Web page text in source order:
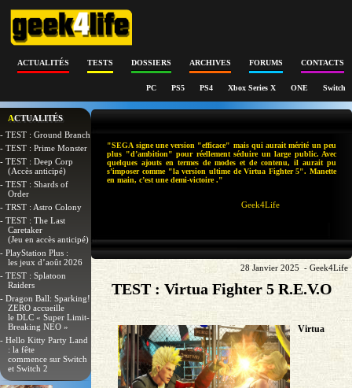
ACTUALITÉS TESTS DOSSIERS ARCHIVES FORUMS CONTACTS
PC PS5 PS4 Xbox Series X ONE Switch
ACTUALITÉS
- TEST : Ground Branch
- TEST : Prime Monster
- TEST : Deep Corp
(Accès anticipé)
- TEST : Shards of
Order
- TRST : Astro Colony
- TEST : The Last
Caretaker
(Jeu en accès anticipé)
- PlayStation Plus :
les jeux d’août 2026
- TEST : Splatoon
Raiders
- Dragon Ball: Sparking!
ZERO accueille
le DLC « Super Limit-
Breaking NEO »
- Hello Kitty Party Land
: la fête
commence sur Switch
et Switch 2
"SEGA signe une version "efficace" mais qui aurait mérité un peu
plus "d’ambition" pour réellement séduire un large public. Avec
quelques ajouts en termes de modes et de contenu, il aurait pu
s’imposer comme "la version ultime de Virtua Fighter 5". Manette
en main, c’est une demi-victoire ."
Geek4Life
28 Janvier 2025 - Geek4Life
TEST : Virtua Fighter 5 R.E.V.O
Virtua